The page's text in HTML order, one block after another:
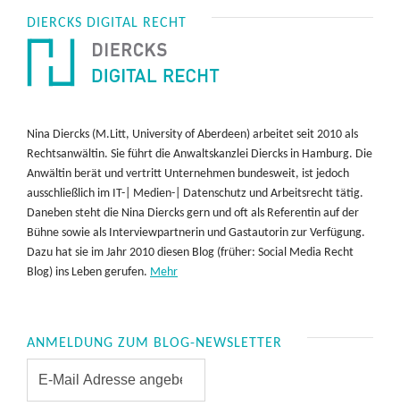
DIERCKS DIGITAL RECHT
Nina Diercks (M.Litt, University of Aberdeen) arbeitet seit 2010 als
Rechtsanwältin. Sie führt die Anwaltskanzlei Diercks in Hamburg. Die
Anwältin berät und vertritt Unternehmen bundesweit, ist jedoch
ausschließlich im IT-| Medien-| Datenschutz und Arbeitsrecht tätig.
Daneben steht die Nina Diercks gern und oft als Referentin auf der
Bühne sowie als Interviewpartnerin und Gastautorin zur Verfügung.
Dazu hat sie im Jahr 2010 diesen Blog (früher: Social Media Recht
Blog) ins Leben gerufen. Mehr
ANMELDUNG ZUM BLOG-NEWSLETTER